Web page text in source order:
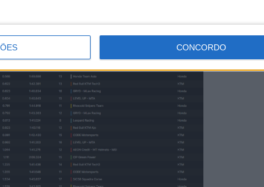
CONCORDO